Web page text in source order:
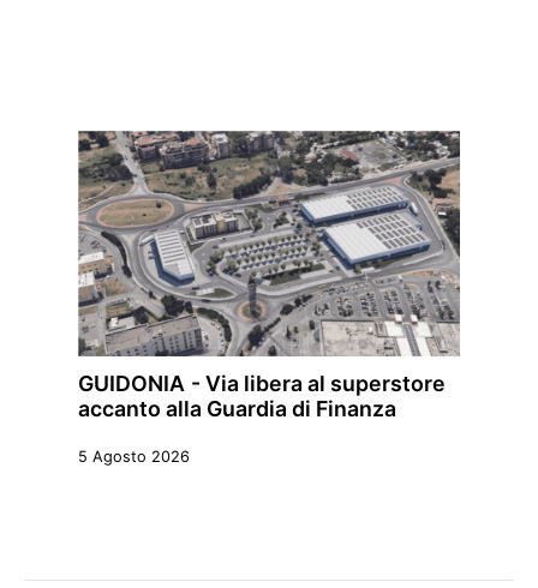
GUIDONIA - Via libera al superstore
accanto alla Guardia di Finanza
5 Agosto 2026